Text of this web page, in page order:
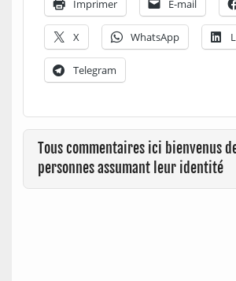
Imprimer E-mail
X WhatsApp
Telegram
Tous commentaires ici bienvenus
personnes assumant leur identité